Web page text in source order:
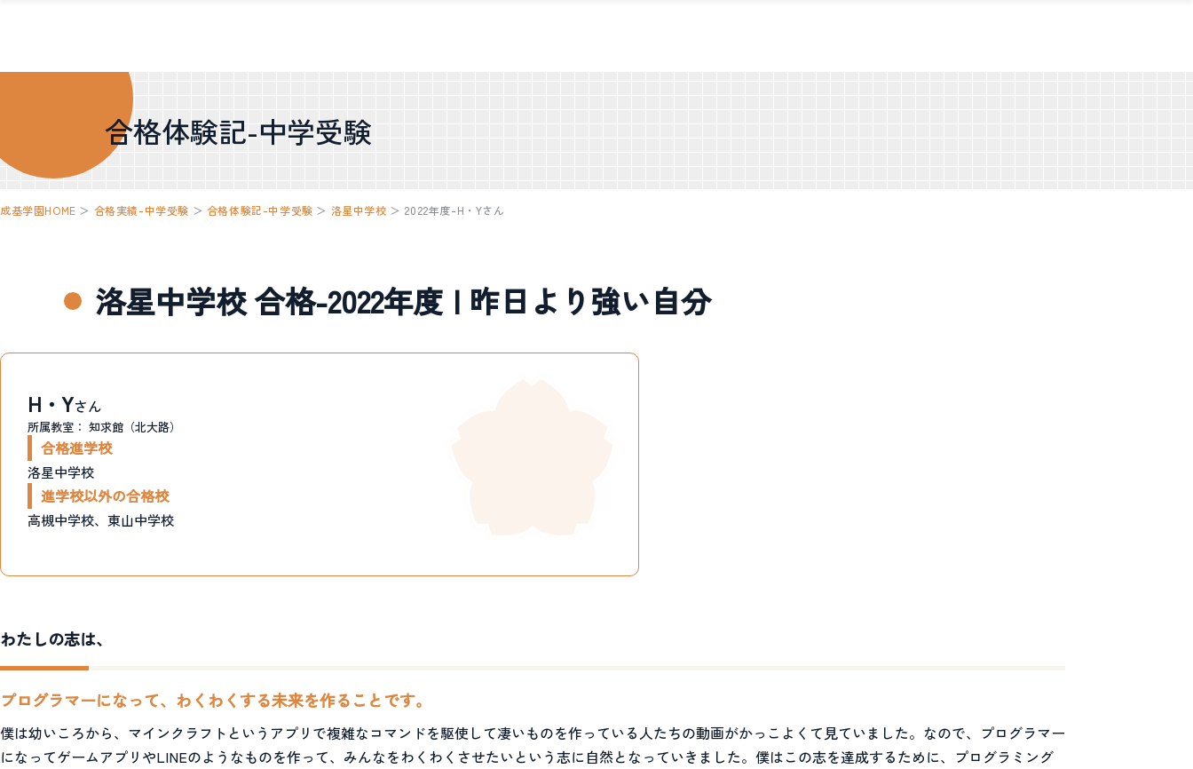
合格体験記-中学受験
成基学園HOME ＞ 合格実績-中学受験 ＞ 合格体験記-中学受験 ＞ 洛星中学校 ＞ 2022年度-H・Yさん
洛星中学校 合格-2022年度 | 昨日より強い自分
H・Yさん
所属教室： 知求館（北大路）
合格進学校
洛星中学校
進学校以外の合格校
高槻中学校、東山中学校
わたしの志は、
プログラマーになって、わくわくする未来を作ることです。
僕は幼いころから、マインクラフトというアプリで複雑なコマンドを駆使して凄いものを作っている人たちの動画がかっこよくて見ていました。なので、プログラマー
になってゲームアプリやLINEのようなものを作って、みんなをわくわくさせたいという志に自然となっていきました。僕はこの志を達成するために、プログラミング